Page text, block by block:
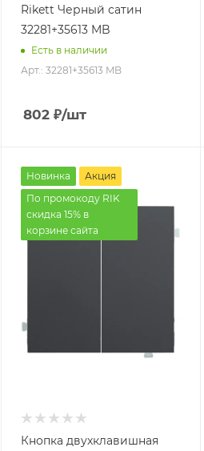
Rikett Черный сатин
32281+35613 MB
Есть в наличии
Арт.: 32281+35613 MB
802 ₽/шт
Новинка
Акция
По промокоду RIK
скидка 15% в
корзине сайта
Кнопка двухклавишная